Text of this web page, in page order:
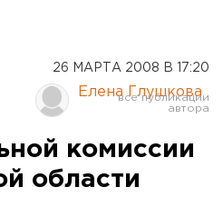
26 МАРТА 2008 В 17:20
Елена Глушкова
комиссии
области